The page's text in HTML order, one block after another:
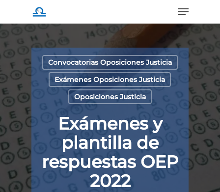
content
Menu
Convocatorias Oposiciones Justicia
Exámenes Oposiciones Justicia
Oposiciones Justicia
Exámenes y
plantilla de
respuestas OEP
2022